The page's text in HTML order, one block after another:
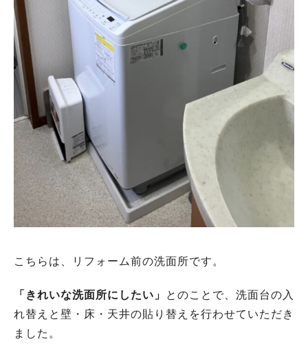
こちらは、リフォーム前の洗面所です。
「きれいな洗面所にしたい」
とのことで、洗面台の入
れ替えと壁・床・天井の貼り替えを行わせていただき
ました。